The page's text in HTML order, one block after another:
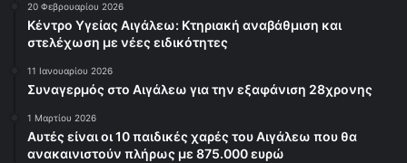
20 Φεβρουαρίου 2026
Κέντρο Υγείας Αιγάλεω: Κτηριακή αναβάθμιση και
στελέχωση με νέες ειδικότητες
11 Ιανουαρίου 2026
Συναγερμός στο Αιγάλεω για την εξαφάνιση 28χρονης
1 Μαρτίου 2026
Αυτές είναι οι 10 παιδικές χαρές του Αιγάλεω που θα
ανακαινιστούν πλήρως με 875.000 ευρώ